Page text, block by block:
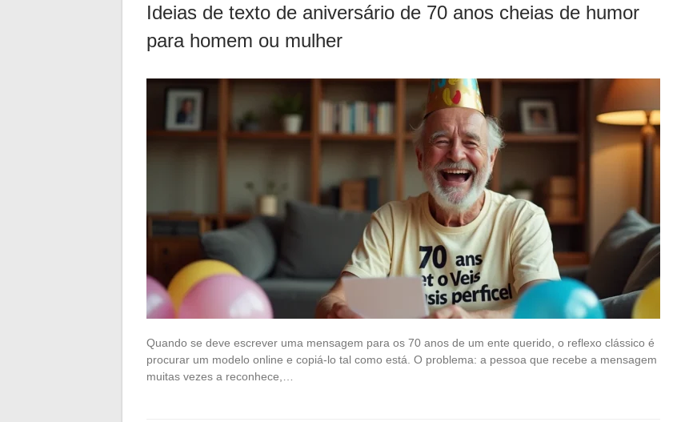
Ideias de texto de aniversário de 70 anos cheias de humor
para homem ou mulher
Quando se deve escrever uma mensagem para os 70 anos de um ente querido, o reflexo clássico é
procurar um modelo online e copiá-lo tal como está. O problema: a pessoa que recebe a mensagem
muitas vezes a reconhece,…